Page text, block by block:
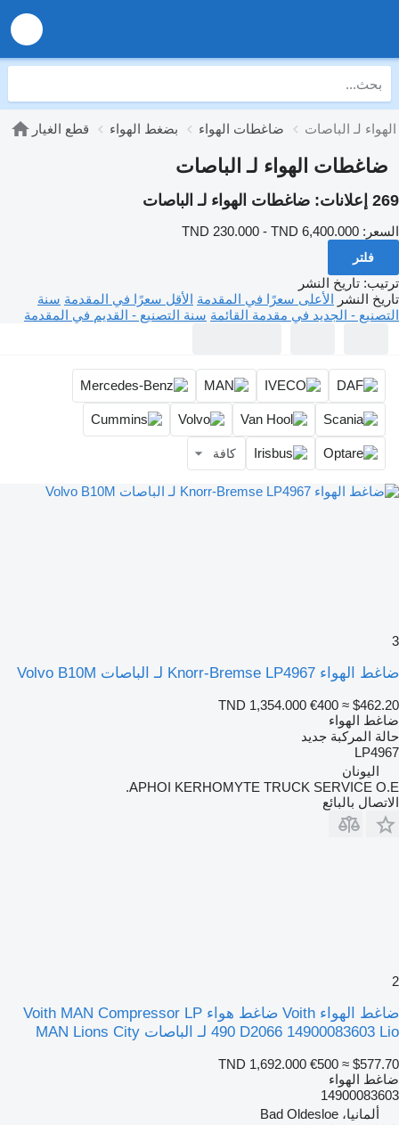
قطع الغيار بضغط الهواء ضاغطات الهواء لـ الباصات
ضاغطات الهواء لـ الباصات
269 إعلانات: ضاغطات الهواء لـ الباصات
السعر: TND 230.000 - TND 6,400.000
فلتر
ترتيب: تاريخ النشر
تاريخ النشر الأعلى سعرًا في المقدمة الأقل سعرًا في المقدمة سنة
التصنيع - الجديد في مقدمة القائمة سنة التصنيع - القديم في المقدمة
كافة
3
ضاغط الهواء Knorr-Bremse LP4967 لـ الباصات Volvo B10M
TND 1,354.000 €400 ≈ $462.20
ضاغط الهواء
حالة المركبة جديد
LP4967
اليونان
APHOI KERHOMYTE TRUCK SERVICE O.E.
الاتصال بالبائع
2
ضاغط الهواء Voith ضاغط هواء Voith MAN Compressor LP
490 D2066 14900083603 Lio لـ الباصات MAN Lions City
TND 1,692.000 €500 ≈ $577.70
ضاغط الهواء
14900083603
ألمانيا، Bad Oldesloe